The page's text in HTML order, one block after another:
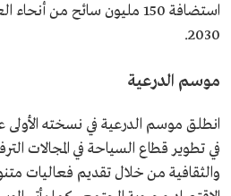
استضافة 150 مليون سائح من
2030.
موسم الدرعية
في تطوير قطاع السياحة في المجالات
والثقافية من خلال تقديم فعاليات